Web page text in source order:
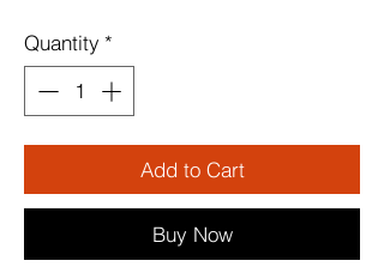
Quantity *
Add to Cart
Buy Now